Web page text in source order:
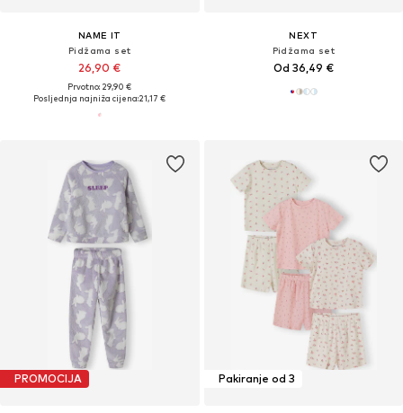
NAME IT
Pidžama set
26,90 €
Prvotno: 29,90 €
Posljednja najniža cijena:21,17 €
NEXT
Pidžama set
Od 36,49 €
PROMOCIJA Pakiranje od 3